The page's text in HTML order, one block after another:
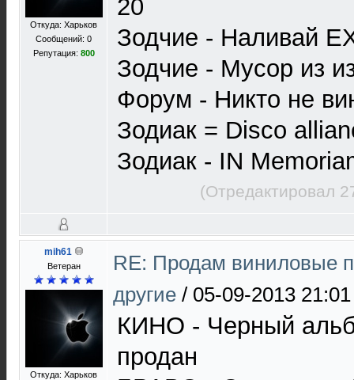
Откуда: Харьков
Сообщений: 0
Репутация: 800
20
Зодчие - Наливай
Зодчие - Мусор из
Форум - Никто не
Зодиак = Disco
Зодиак - IN
(Отредактировал
mih61
Ветеран
Откуда: Харьков
RE: Продам виниловые
другие / 05-09-2013 21:01
КИНО - Черный
продан